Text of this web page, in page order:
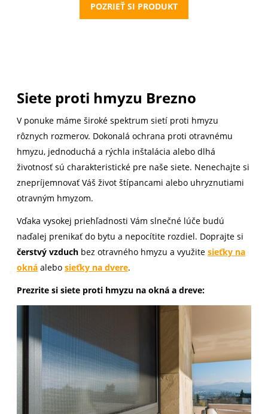
POZRIEŤ SI PRODUKT
Siete proti hmyzu Brezno
V ponuke máme široké spektrum sietí proti hmyzu
rôznych rozmerov. Dokonalá ochrana proti otravnému
hmyzu, jednoduchá a rýchla inštalácia alebo dlhá
životnosť sú charakteristické pre naše siete. Nenechajte si
znepríjemnovať Váš život štípancami alebo uhryznutiami
otravným hmyzom.
Vďaka vysokej priehľadnosti Vám slnečné lúče budú
naďalej prenikať do bytu a nepocítite rozdiel. Doprajte si
čerstvý vzduch bez otravného hmyzu a využite sieťky na
okná alebo sieťky na dvere.
Prezrite si siete proti hmyzu na okná a dreve: